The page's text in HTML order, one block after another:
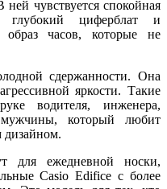
чувствуется спокойная
глубокий циферблат и
образ часов, которые не
сдержанности. Она
яркости. Такие
водителя, инженера,
который любит
для ежедневной носки,
Casio Edifice с более